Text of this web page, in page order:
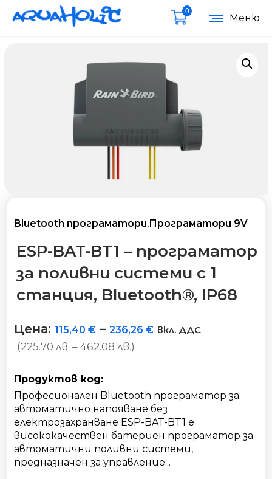
Меню
0
Bluetooth програматори,Програматори 9V
ESP-BAT-BT1 – програматор
за поливни системи с 1
станция, Bluetooth®, IP68
Цена:115,40€ –236,26€ вкл. ДДС
(225.70 лв. – 462.08 лв.)
Продуктов код:
Професионален Bluetooth програматор за
автоматично напояване без
електрозахранване ESP-BAT-BT1 е
висококачествен батериен програматор за
автоматични поливни системи,
предназначен за управление...